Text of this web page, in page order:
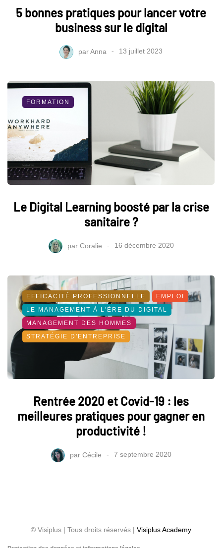
5 bonnes pratiques pour lancer votre
business sur le digital
parAnna 13 juillet 2023
FORMATION
Le Digital Learning boosté par la crise
sanitaire ?
par Coralie 16 décembre 2020
EFFICACITÉ PROFESSIONNELLE
EMPLOI
LE MANAGEMENT À L'ÈRE DU DIGITAL
MANAGEMENT DES HOMMES
STRATÉGIE D'ENTREPRISE
Rentrée 2020 et Covid-19 : les
meilleures pratiques pour gagner en
productivité !
par Cécile 7 septembre 2020
© Visiplus | Tous droits réservés | Visiplus Academy